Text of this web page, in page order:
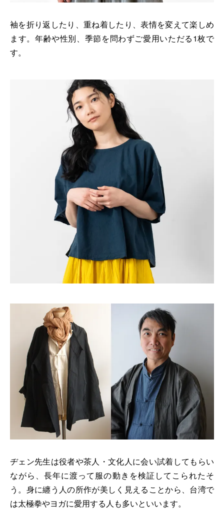
袖を折り返したり、重ね着したり、表情を変えて楽しめ
ます。年齢や性別、季節を問わずご愛用いただる1枚で
す。
ヂェン先生は役者や茶人・文化人に会い試着してもらい
ながら、長年に渡って服の動きを検証してこられたそ
う。身に纏う人の所作が美しく見えることから、台湾で
は太極拳やヨガに愛用する人も多いといいます。